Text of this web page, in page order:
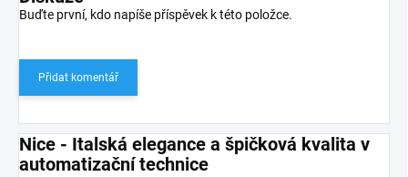
Buďte první, kdo napíše příspěvek k této položce.
Přidat komentář
Nice - Italská elegance a špičková kvalita v
automatizační technice